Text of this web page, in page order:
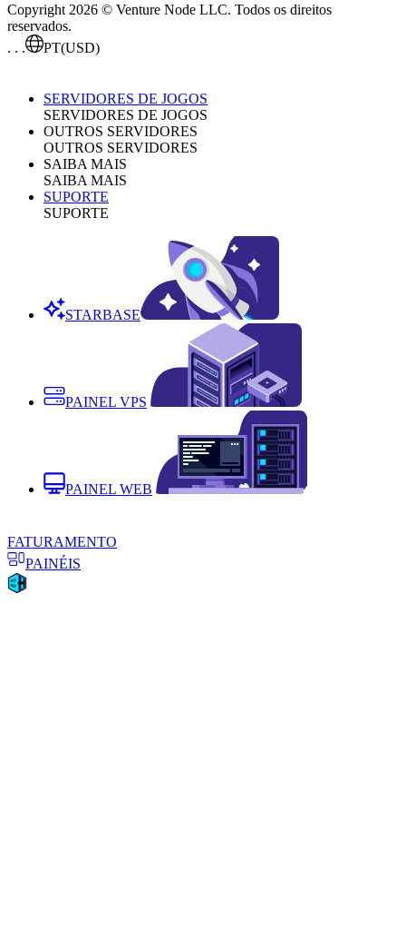
Copyright 2026 © Venture Node LLC. Todos os direitos
reservados.
. . .
PT(USD)
SERVIDORES DE JOGOS
SERVIDORES DE JOGOS
OUTROS SERVIDORES
OUTROS SERVIDORES
SAIBA MAIS
SAIBA MAIS
SUPORTE
SUPORTE
STARBASE
PAINEL VPS
PAINEL WEB
FATURAMENTO
PAINÉIS